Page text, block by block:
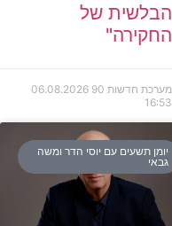
הבלשית של
החקירה"
מערכת חדשות 90
06.08.2026
16:53
יומן תשעים עם יוסי הדר ומשה
גבאי